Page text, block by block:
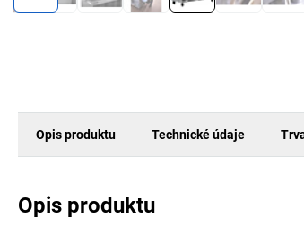
Opis produktu Technické údaje
Opis produktu